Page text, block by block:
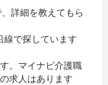
詳細を教えてもら
線で探しています
。マイナビ介護職
求人はあります